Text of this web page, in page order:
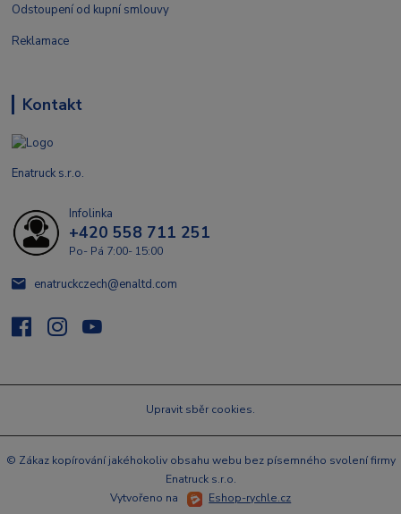
Odstoupení od kupní smlouvy
Reklamace
Kontakt
Enatruck s.r.o.
Infolinka
+420 558 711 251
Po- Pá 7:00- 15:00
enatruckczech@enaltd.com
Upravit sběr cookies.
© Zákaz kopírování jakéhokoliv obsahu webu bez písemného svolení firmy
Enatruck s.r.o.
Vytvořeno na
Eshop-rychle.cz